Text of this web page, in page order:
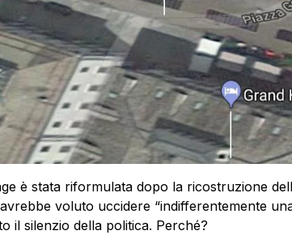
è stata riformulata dopo la ricostruzione
voluto uccidere “indifferentemente
il silenzio della politica. Perché?